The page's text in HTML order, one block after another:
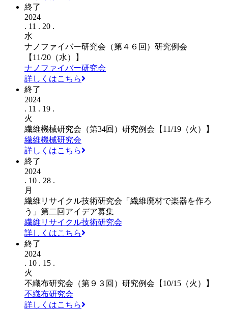
終了
2024
. 11 . 20 .
水
ナノファイバー研究会（第４６回）研究例会
【11/20（水）】
ナノファイバー研究会
詳しくはこちら
終了
2024
. 11 . 19 .
火
繊維機械研究会（第34回）研究例会【11/19（火）】
繊維機械研究会
詳しくはこちら
終了
2024
. 10 . 28 .
月
繊維リサイクル技術研究会「繊維廃材で楽器を作ろ
う」第二回アイデア募集
繊維リサイクル技術研究会
詳しくはこちら
終了
2024
. 10 . 15 .
火
不織布研究会（第９３回）研究例会【10/15（火）】
不織布研究会
詳しくはこちら